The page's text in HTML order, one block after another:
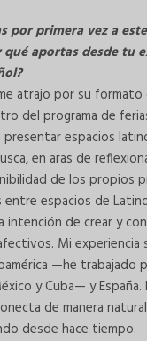
por primera vez a
aportas desde tu
atrajo por su formato
del programa de
espacios
en aras de
de los propios
espacios de
intención de crear y
Mi experiencia
—he trabajado
y Cuba— y España.
de manera
desde hace tiempo.